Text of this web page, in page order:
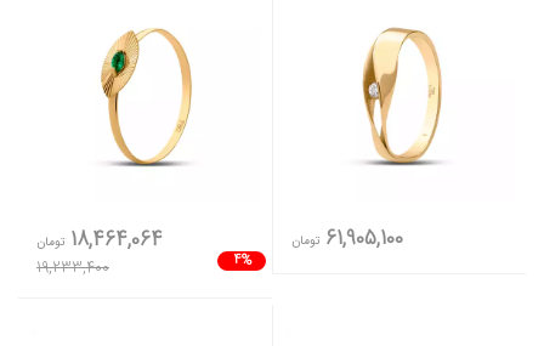
61,905,100 تومان
4%
18,464,064 تومان
19,233,400